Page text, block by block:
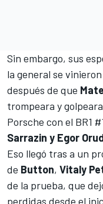
Sin embargo, sus
la general se
después de que
trompeara y
Porsche con el BR1
Sarrazin y Egor
Eso llegó tras a un
de Button, Vitaly
de la prueba, que
perdidas desde el